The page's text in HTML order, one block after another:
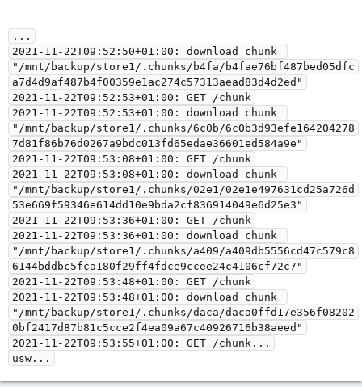
...
2021-11-22T09:52:50+01:00: download chunk
"/mnt/backup/store1/.chunks/b4fa/b4fae76bf487bed05dfc
a7d4d9af487b4f00359e1ac274c57313aead83d4d2ed"
2021-11-22T09:52:53+01:00: GET /chunk
2021-11-22T09:52:53+01:00: download chunk
"/mnt/backup/store1/.chunks/6c0b/6c0b3d93efe164204278
7d81f86b76d0267a9bdc013fd65edae36601ed584a9e"
2021-11-22T09:53:08+01:00: GET /chunk
2021-11-22T09:53:08+01:00: download chunk
"/mnt/backup/store1/.chunks/02e1/02e1e497631cd25a726d
53e669f59346e614dd10e9bda2cf836914049e6d25e3"
2021-11-22T09:53:36+01:00: GET /chunk
2021-11-22T09:53:36+01:00: download chunk
"/mnt/backup/store1/.chunks/a409/a409db5556cd47c579c8
6144bddbc5fca180f29ff4fdce9ccee24c4106cf72c7"
2021-11-22T09:53:48+01:00: GET /chunk
2021-11-22T09:53:48+01:00: download chunk
"/mnt/backup/store1/.chunks/daca/daca0ffd17e356f08202
0bf2417d87b81c5cce2f4ea09a67c40926716b38aeed"
2021-11-22T09:53:55+01:00: GET /chunk...